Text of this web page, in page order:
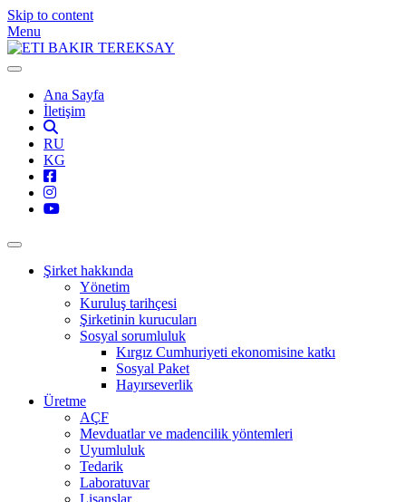
Skip to content
Menu
Ana Sayfa
İletişim
RU
KG
Şirket hakkında
Yönetim
Kuruluş tarihçesi
Şirketinin kurucuları
Sosyal sorumluluk
Kırgız Cumhuriyeti ekonomisine katkı
Sosyal Paket
Hayırseverlik
Üretme
AÇF
Mevduatlar ve madencilik yöntemleri
Uyumluluk
Tedarik
Laboratuvar
Lisanslar